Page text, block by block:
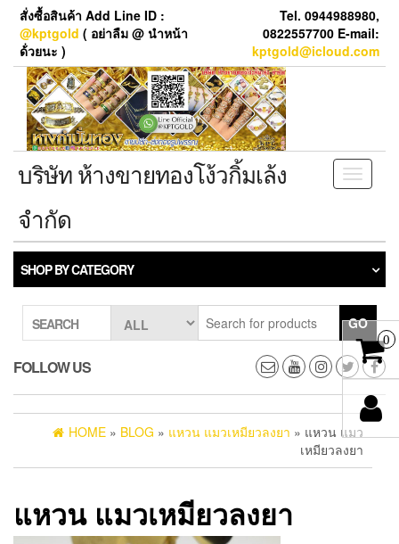
Skip
content
สั่งซื้อสินค้า Add Line ID :
@kptgold ( อย่าลืม @ นำหน้า
ด้่วยนะ )
Tel. 0944988980,
0822557700 E-mail:
kptgold@icloud.com
Toggle
บริษัท ห้างขายทองโง้วกิ้มเล้ง
จำกัด
SHOP BY CATEGORY
SEARCH GO
FOLLOW US
HOME » BLOG » แหวน แมวเหมียวลงยา » แหวน แมว
เหมียวลงยา
แหวน แมวเหมียวลงยา
0